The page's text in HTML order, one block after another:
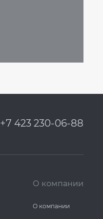
+7 423 230-06-88
О компании
О компании